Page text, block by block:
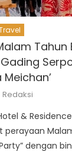
Tahun
Author
Redaksi
&
dengan